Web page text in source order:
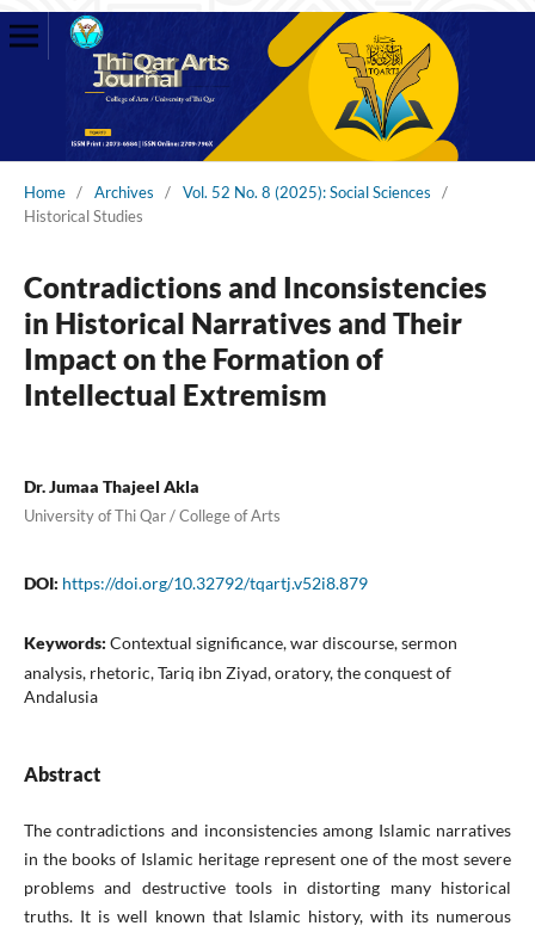
Home / Archives / Vol. 52 No. 8 (2025): Social Sciences
/
Historical Studies
Contradictions and Inconsistencies
in Historical Narratives and Their
Impact on the Formation of
Intellectual Extremism
Dr. Jumaa Thajeel Akla
University of Thi Qar / College of Arts
DOI: https://doi.org/10.32792/tqartj.v52i8.879
Keywords: Contextual significance, war discourse, sermon
analysis, rhetoric, Tariq ibn Ziyad, oratory, the conquest of
Andalusia
Abstract
The contradictions and inconsistencies among Islamic narratives
in the books of Islamic heritage represent one of the most severe
problems and destructive tools in distorting many historical
truths. It is well known that Islamic history, with its numerous